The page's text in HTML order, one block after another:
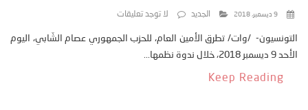
9 ديسمبر، 2018 الجديد لا توجد تعليقات
التونسيون- /وات/ تطرق الأمين العام، للحزب الجمهوري عصام الشّابي، اليوم
الأحد 9 ديسمبر 2018، خلال ندوة نظمها...
Keep Reading